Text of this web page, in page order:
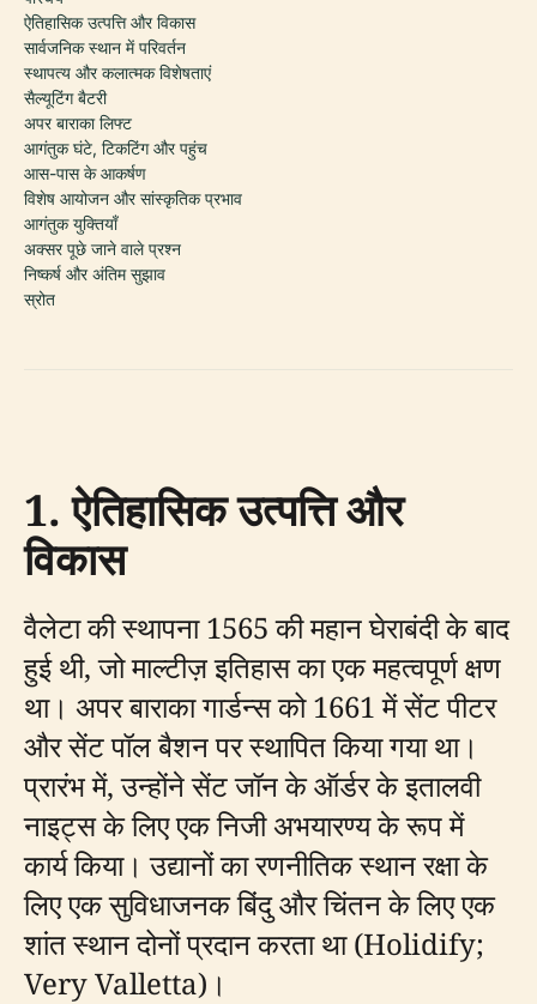
ऐतिहासिक उत्पत्ति और विकास
सार्वजनिक स्थान में परिवर्तन
स्थापत्य और कलात्मक विशेषताएं
सैल्यूटिंग बैटरी
अपर बाराका लिफ्ट
आगंतुक घंटे, टिकटिंग और पहुंच
आस-पास के आकर्षण
विशेष आयोजन और सांस्कृतिक प्रभाव
आगंतुक युक्तियाँ
अक्सर पूछे जाने वाले प्रश्न
निष्कर्ष और अंतिम सुझाव
स्रोत
1. ऐतिहासिक उत्पत्ति और
विकास
वैलेटा की स्थापना 1565 की महान घेराबंदी के बाद
हुई थी, जो माल्टीज़ इतिहास का एक महत्वपूर्ण क्षण
था। अपर बाराका गार्डन्स को 1661 में सेंट पीटर
और सेंट पॉल बैशन पर स्थापित किया गया था।
प्रारंभ में, उन्होंने सेंट जॉन के ऑर्डर के इतालवी
नाइट्स के लिए एक निजी अभयारण्य के रूप में
कार्य किया। उद्यानों का रणनीतिक स्थान रक्षा के
लिए एक सुविधाजनक बिंदु और चिंतन के लिए एक
शांत स्थान दोनों प्रदान करता था (Holidify;
Very Valletta)।